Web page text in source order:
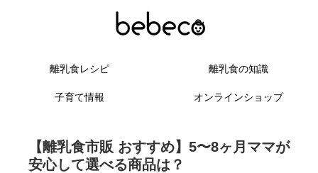
離乳食レシピ 離乳食の知識
子育て情報 オンラインショップ
【離乳食市販 おすすめ】5〜8ヶ月ママが
安心して選べる商品は？